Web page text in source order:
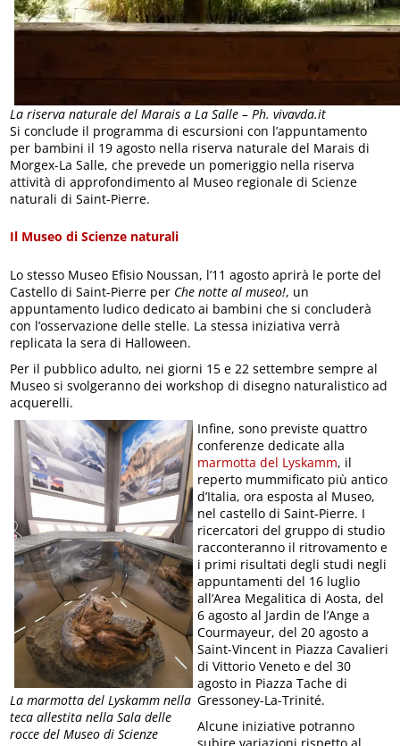
La riserva naturale del Marais a La Salle – Ph. vivavda.it
Si conclude il programma di escursioni con l’appuntamento
per bambini il 19 agosto nella riserva naturale del Marais di
Morgex-La Salle, che prevede un pomeriggio nella riserva
attività di approfondimento al Museo regionale di Scienze
naturali di Saint-Pierre.
Il Museo di Scienze naturali
Lo stesso Museo Efisio Noussan, l’11 agosto aprirà le porte del
Castello di Saint-Pierre per Che notte al museo!, un
appuntamento ludico dedicato ai bambini che si concluderà
con l’osservazione delle stelle. La stessa iniziativa verrà
replicata la sera di Halloween.
Per il pubblico adulto, nei giorni 15 e 22 settembre sempre al
Museo si svolgeranno dei workshop di disegno naturalistico ad
acquerelli.
La marmotta del Lyskamm nella
teca allestita nella Sala delle
rocce del Museo di Scienze
Infine, sono previste quattro
conferenze dedicate alla
marmotta del Lyskamm, il
reperto mummificato più antico
d’Italia, ora esposta al Museo,
nel castello di Saint-Pierre. I
ricercatori del gruppo di studio
racconteranno il ritrovamento e
i primi risultati degli studi negli
appuntamenti del 16 luglio
all’Area Megalitica di Aosta, del
6 agosto al Jardin de l’Ange a
Courmayeur, del 20 agosto a
Saint-Vincent in Piazza Cavalieri
di Vittorio Veneto e del 30
agosto in Piazza Tache di
Gressoney-La-Trinité.
Alcune iniziative potranno